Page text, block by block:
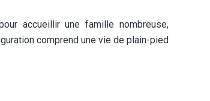
accueillir une famille nombreuse,
comprend une vie de plain-pied